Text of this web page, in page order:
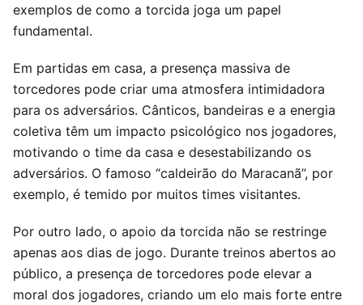
exemplos de como a torcida joga um papel
fundamental.
Em partidas em casa, a presença massiva de
torcedores pode criar uma atmosfera intimidadora
para os adversários. Cânticos, bandeiras e a energia
coletiva têm um impacto psicológico nos jogadores,
motivando o time da casa e desestabilizando os
adversários. O famoso “caldeirão do Maracanã”, por
exemplo, é temido por muitos times visitantes.
Por outro lado, o apoio da torcida não se restringe
apenas aos dias de jogo. Durante treinos abertos ao
público, a presença de torcedores pode elevar a
moral dos jogadores, criando um elo mais forte entre